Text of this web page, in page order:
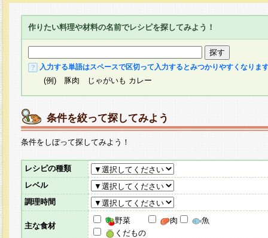
作りたい料理や材料の名前でレシピを探してみよう！
入力する単語はスペースで区切って入力するとみつかりやすくなりま
(例) 豚肉 じゃがいも カレー
条件を絞って探してみよう
条件をしぼって探してみよう！
レシピの種類
レベル
調理時間
主な食材
野菜 肉
魚
くだもの